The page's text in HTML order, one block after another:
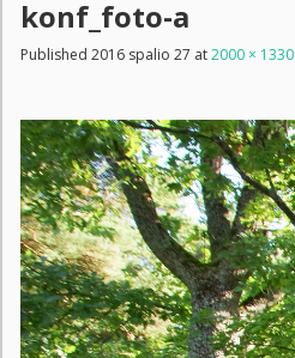
konf_foto-a
Published 2016 spalio 27 at2000 × 1330